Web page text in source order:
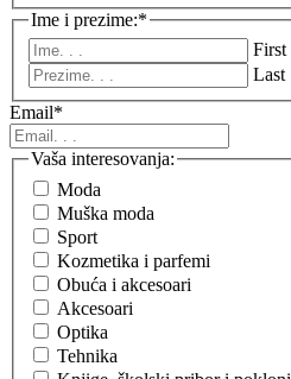
Ime i prezime:*
First
Last
Email*
Vaša interesovanja:
Moda
Muška moda
Sport
Kozmetika i parfemi
Obuća i akcesoari
Akcesoari
Optika
Tehnika